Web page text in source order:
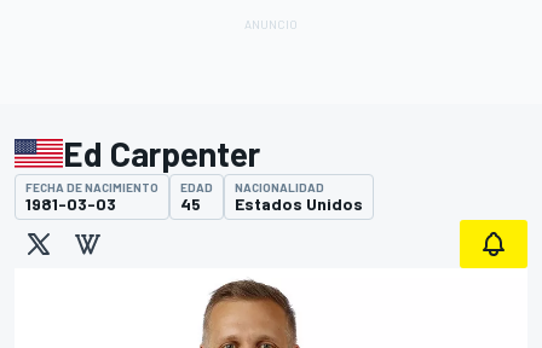
Ed Carpenter
FECHA DE NACIMIENTO
1981-03-03
EDAD
45
NACIONALIDAD
Estados Unidos